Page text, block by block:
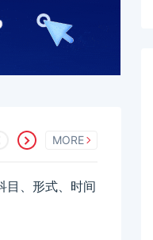
MORE
目、形式、时间
？揭秘
吗？了解
内